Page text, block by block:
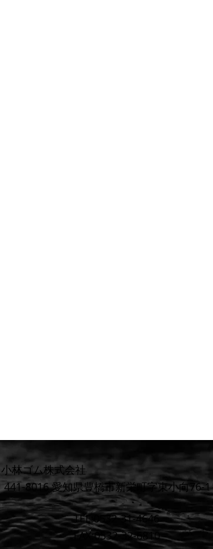
小林ゴム株式会社
441-8016 愛知県豊橋市新栄町字東小向76-1
TEL:0532-31-4646
FAX:0532-32-6810